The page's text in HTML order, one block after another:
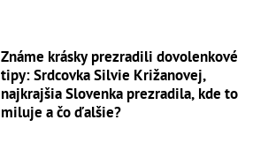
Známe krásky prezradili dovolenkové
tipy: Srdcovka Silvie Križanovej,
najkrajšia Slovenka prezradila, kde to
miluje a čo ďalšie?